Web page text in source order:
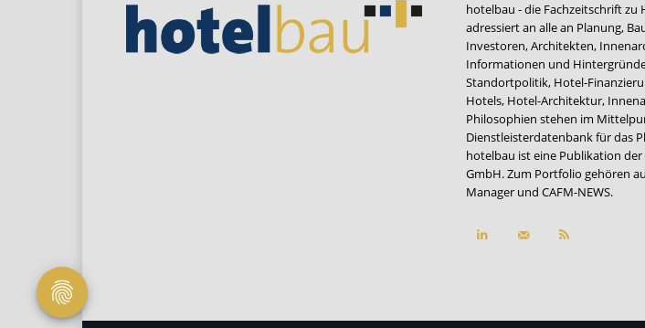
hotelbau - die Fachzeitschrift
adressiert an alle an Planung,
Investoren, Architekten,
Informationen und
Standortpolitik, Hotel-
Hotels, Hotel-Architektur,
Philosophien stehen im
Dienstleisterdatenbank für das
hotelbau ist eine Publikation
GmbH. Zum Portfolio gehören
Manager und CAFM-NEWS.